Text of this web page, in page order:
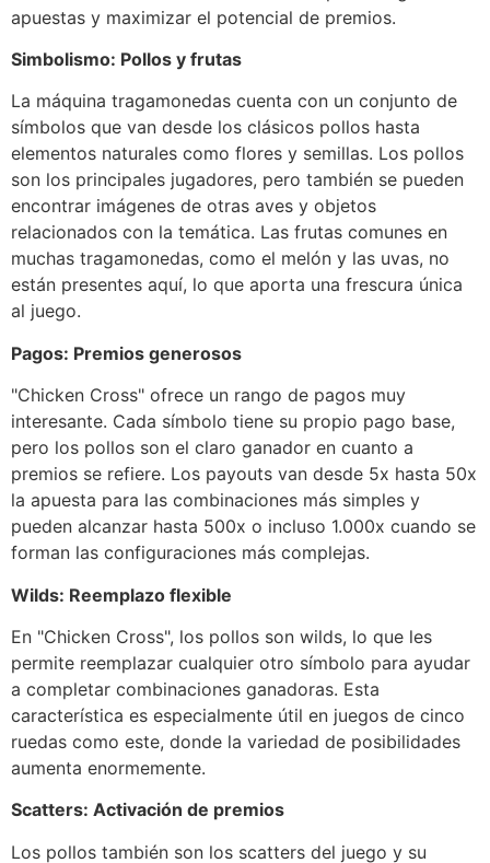
apuestas y maximizar el potencial de premios.
Simbolismo: Pollos y frutas
La máquina tragamonedas cuenta con un conjunto de
símbolos que van desde los clásicos pollos hasta
elementos naturales como flores y semillas. Los pollos
son los principales jugadores, pero también se pueden
encontrar imágenes de otras aves y objetos
relacionados con la temática. Las frutas comunes en
muchas tragamonedas, como el melón y las uvas, no
están presentes aquí, lo que aporta una frescura única
al juego.
Pagos: Premios generosos
"Chicken Cross" ofrece un rango de pagos muy
interesante. Cada símbolo tiene su propio pago base,
pero los pollos son el claro ganador en cuanto a
premios se refiere. Los payouts van desde 5x hasta 50x
la apuesta para las combinaciones más simples y
pueden alcanzar hasta 500x o incluso 1.000x cuando se
forman las configuraciones más complejas.
Wilds: Reemplazo flexible
En "Chicken Cross", los pollos son wilds, lo que les
permite reemplazar cualquier otro símbolo para ayudar
a completar combinaciones ganadoras. Esta
característica es especialmente útil en juegos de cinco
ruedas como este, donde la variedad de posibilidades
aumenta enormemente.
Scatters: Activación de premios
Los pollos también son los scatters del juego y su